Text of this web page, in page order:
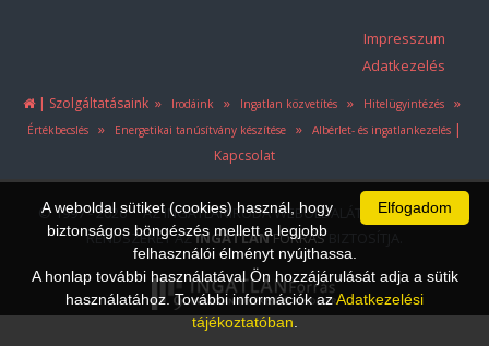
Impresszum
Adatkezelés
| Szolgáltatásaink» Irodáink» Ingatlan közvetítés» Hitelügyintézés»
Értékbecslés » Energetikai tanúsítvány készítése » Albérlet- és ingatlankezelés |
Kapcsolat
© 1997 - 2026 AZ INGATLANIRODA WEBOLDALÁT ÉS ÜGYVITELI
RENDSZERÉT AZINGATLANFORRÁSBIZTOSÍTJA.
Elfogadom
A weboldal sütiket (cookies) használ, hogy
biztonságos böngészés mellett a legjobb
felhasználói élményt nyújthassa.
A honlap további használatával Ön hozzájárulását adja a sütik
használatához. További információk azAdatkezelési
tájékoztatóban